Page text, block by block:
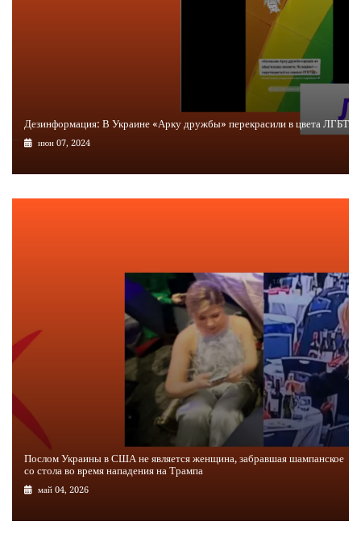
Дезинформация: В Украине «Арку дружбы» перекрасили в цвета ЛГБТ
июн 07, 2024
Послом Украины в США не является женщина, забравшая шампанское
со стола во время нападения на Трампа
май 04, 2026